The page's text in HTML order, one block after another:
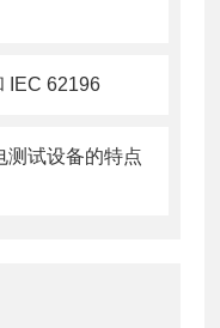
IEC 62196
测试设备的特点